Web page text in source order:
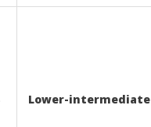
Lower-intermediate